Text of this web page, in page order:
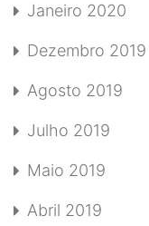
Janeiro 2020
Dezembro 2019
Agosto 2019
Julho 2019
Maio 2019
Abril 2019